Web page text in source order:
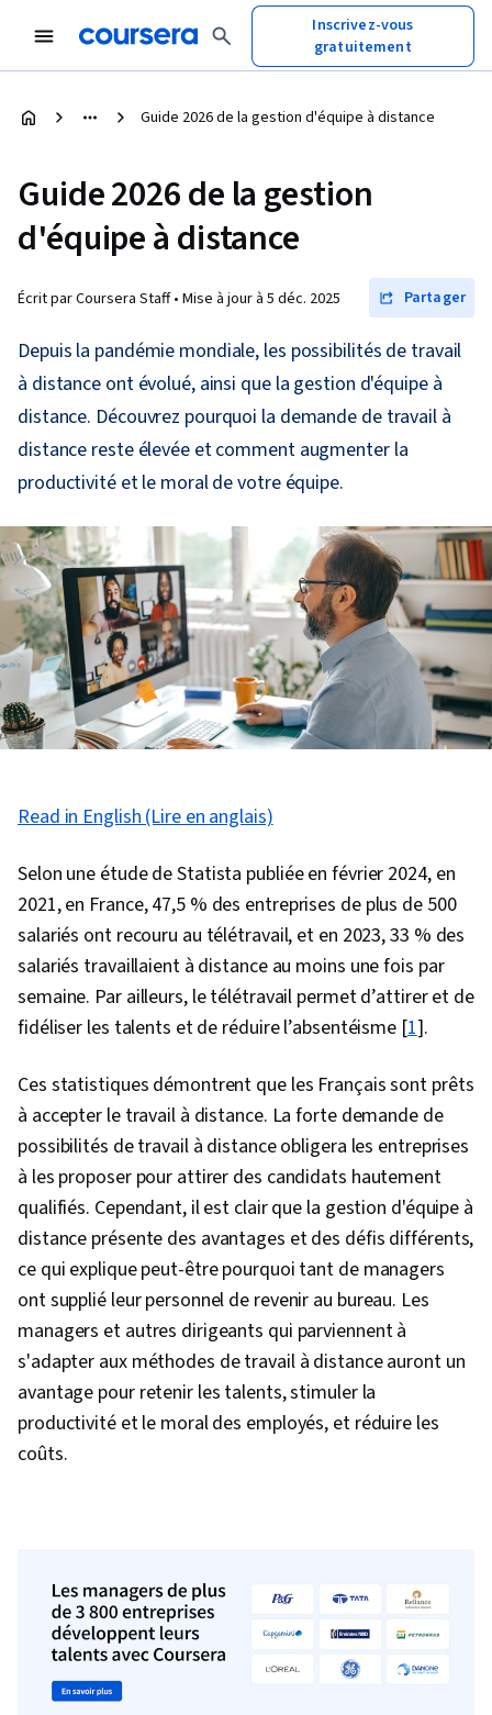
Inscrivez-vous
gratuitement
Guide 2026 de la gestion d'équipe à distance
Guide 2026 de la gestion
d'équipe à distance
Écrit par Coursera Staff • Mise à jour à 5 déc. 2025 Partager
Depuis la pandémie mondiale, les possibilités de travail
à distance ont évolué, ainsi que la gestion d'équipe à
distance. Découvrez pourquoi la demande de travail à
distance reste élevée et comment augmenter la
productivité et le moral de votre équipe.
Read in English (Lire en anglais)
Selon une étude de Statista publiée en février 2024, en
2021, en France, 47,5 % des entreprises de plus de 500
salariés ont recouru au télétravail, et en 2023, 33 % des
salariés travaillaient à distance au moins une fois par
semaine. Par ailleurs, le télétravail permet d’attirer et de
fidéliser les talents et de réduire l’absentéisme [1].
Ces statistiques démontrent que les Français sont prêts
à accepter le travail à distance. La forte demande de
possibilités de travail à distance obligera les entreprises
à les proposer pour attirer des candidats hautement
qualifiés. Cependant, il est clair que la gestion d'équipe à
distance présente des avantages et des défis différents,
ce qui explique peut-être pourquoi tant de managers
ont supplié leur personnel de revenir au bureau. Les
managers et autres dirigeants qui parviennent à
s'adapter aux méthodes de travail à distance auront un
avantage pour retenir les talents, stimuler la
productivité et le moral des employés, et réduire les
coûts.